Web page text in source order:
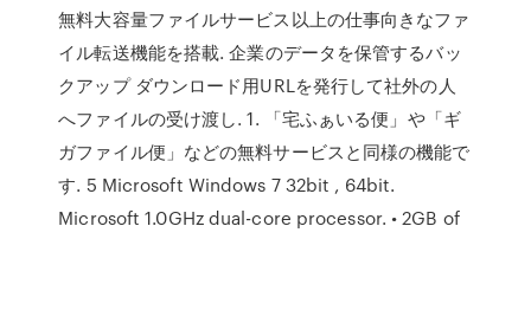
無料大容量ファイルサービス以上の仕事向きなファ
イル転送機能を搭載. 企業のデータを保管するバッ
クアップ ダウンロード用URLを発行して社外の人
へファイルの受け渡し. 1. 「宅ふぁいる便」や「ギ
ガファイル便」などの無料サービスと同様の機能で
す. 5 Microsoft Windows 7 32bit , 64bit.
Microsoft 1.0GHz dual-core processor. • 2GB of